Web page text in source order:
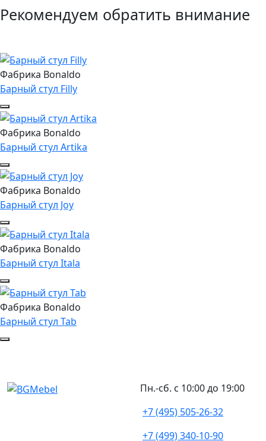
Рекомендуем обратить внимание
Фабрика Bonaldo
Барный стул Filly
Фабрика Bonaldo
Барный стул Artika
Фабрика Bonaldo
Барный стул Joy
Фабрика Bonaldo
Барный стул Itala
Фабрика Bonaldo
Барный стул Tab
Пн.-сб. с 10:00 до 19:00
+7 (495) 505-26-32
+7 (499) 340-10-90